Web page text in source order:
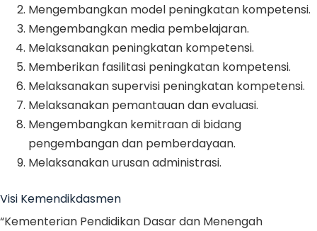
Mengembangkan model peningkatan kompetensi.
Mengembangkan media pembelajaran.
Melaksanakan peningkatan kompetensi.
Memberikan fasilitasi peningkatan kompetensi.
Melaksanakan supervisi peningkatan kompetensi.
Melaksanakan pemantauan dan evaluasi.
Mengembangkan kemitraan di bidang
pengembangan dan pemberdayaan.
Melaksanakan urusan administrasi.
Visi Kemendikdasmen
“Kementerian Pendidikan Dasar dan Menengah